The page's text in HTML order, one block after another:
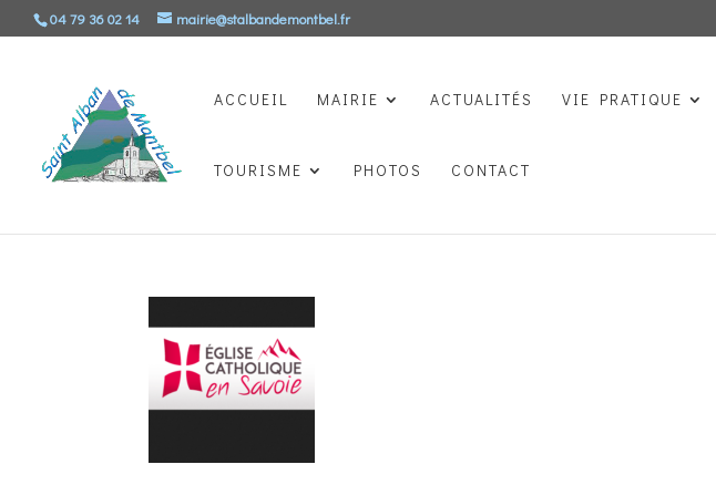
04 79 36 02 14 mairie@stalbandemontbel.fr
ACCUEIL MAIRIE ACTUALITÉS VIE PRATIQUE
TOURISME PHOTOS CONTACT